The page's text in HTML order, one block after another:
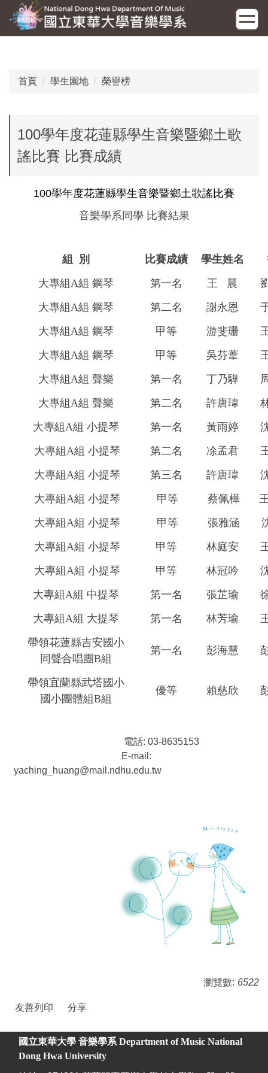
到
主
首頁 學生園地 榮譽榜
100學年度花蓮縣學生音樂暨鄉土歌
謠比賽 比賽成績
100學年度花蓮縣學生音樂暨鄉土歌謠比賽
音樂學系同學 比賽結果
組 別 比賽成績 學生姓名
大專組A組 鋼琴
第一名 王 晨
大專組A組 鋼琴
第二名 謝永恩
大專組A組 鋼琴
甲等 游斐珊
大專組A組 鋼琴
甲等 吳芬葦
大專組A組 聲樂
第一名 丁乃驊
大專組A組 聲樂
第二名 許唐瑋
大專組A組 小提琴
第一名 黃雨婷
大專組A組 小提琴
第二名 凃孟君
大專組A組 小提琴
第三名 許唐瑋
大專組A組 小提琴
甲等 蔡佩樺
大專組A組 小提琴
甲等 張雅涵
大專組A組 小提琴
甲等 林庭安
大專組A組 小提琴
甲等 林冠吟
大專組A組 中提琴
第一名 張芷瑜
大專組A組 大提琴
第一名 林芳瑜
帶領花蓮縣吉安國小
同聲合唱團B組
第一名 彭海慧
帶領宜蘭縣武塔國小
國小團體組B組
優等 賴慈欣
電話: 03-8635153
E-mail:
yaching_huang@mail.ndhu.edu.tw
瀏覽數: 6522
友善列印 分享
國立東華大學 音樂學系 Department of Music National
Dong Hwa University